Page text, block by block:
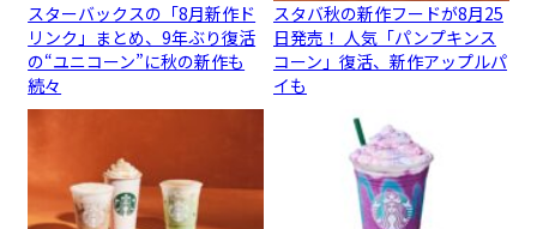
スターバックスの「8月新作ド
リンク」まとめ、9年ぶり復活
の“ユニコーン”に秋の新作も
続々
スタバ秋の新作フードが8月25
日発売！ 人気「パンプキンス
コーン」復活、新作アップルパ
イも